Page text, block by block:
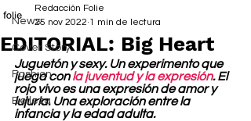
News
Cover Story
Fashion
Belleza
EDITORIAL: Big Heart
Redacción Folie
25 nov 2022 1 min de lectura
Juguetón y sexy. Un experimento que
juega con la juventud y la expresión. El
rojo vivo es una expresión de amor y
lujuria. Una exploración entre la
infancia y la edad adulta.